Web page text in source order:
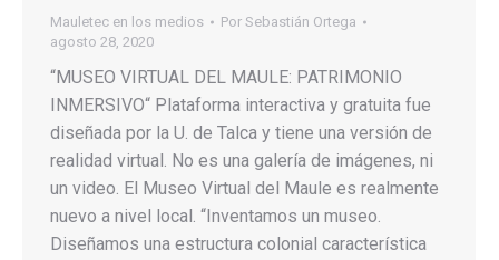
Mauletec en los medios Por Sebastián Ortega
agosto 28, 2020
“MUSEO VIRTUAL DEL MAULE: PATRIMONIO
INMERSIVO“ Plataforma interactiva y gratuita fue
diseñada por la U. de Talca y tiene una versión de
realidad virtual. No es una galería de imágenes, ni
un video. El Museo Virtual del Maule es realmente
nuevo a nivel local. “Inventamos un museo.
Diseñamos una estructura colonial característica